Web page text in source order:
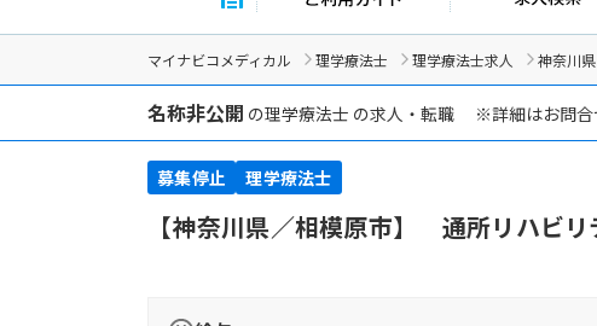
マイナビコメディカル 理学療法士 理学療法士求人 神奈川県
名称非公開 の理学療法士 の求人・転職 ※詳細はお問合
募集停止 理学療法士
【神奈川県／相模原市】 通所リハビ